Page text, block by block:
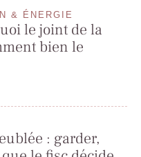
& ÉNERGIE
le joint de la
bien le
: garder,